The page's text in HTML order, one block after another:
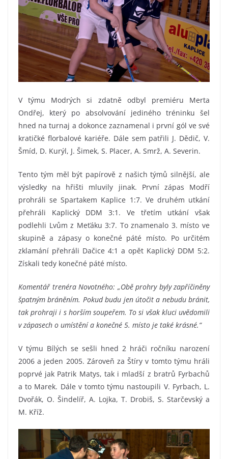
V týmu Modrých si zdatně odbyl premiéru Merta
Ondřej, který po absolvování jediného tréninku šel
hned na turnaj a dokonce zaznamenal i první gól ve své
kratičké florbalové kariéře. Dále sem patřili J. Dědič, V.
Šmíd, D. Kurýl, J. Šimek, S. Placer, A. Smrž, A. Severin.
Tento tým měl být papírově z našich týmů silnější, ale
výsledky na hřišti mluvily jinak. První zápas Modří
prohráli se Spartakem Kaplice 1:7. Ve druhém utkání
přehráli Kaplický DDM 3:1. Ve třetím utkání však
podlehli Lvům z Meťáku 3:7. To znamenalo 3. místo ve
skupině a zápasy o konečné páté místo. Po určitém
zklamání přehráli Dačice 4:1 a opět Kaplický DDM 5:2.
Získali tedy konečné páté místo.
Komentář trenéra Novotného: „Obě prohry byly zapříčiněny
špatným bráněním. Pokud budu jen útočit a nebudu bránit,
tak prohraji i s horším soupeřem. To si však kluci uvědomili
v zápasech o umístění a konečné 5. místo je také krásné.“
V týmu Bílých se sešli hned 2 hráči ročníku narození
2006 a jeden 2005. Zároveň za Štíry v tomto týmu hráli
poprvé jak Patrik Matys, tak i mladší z bratrů Fyrbachů
a to Marek. Dále v tomto týmu nastoupili V. Fyrbach, L.
Dvořák, O. Šindelíř, A. Lojka, T. Drobiš, S. Starčevský a
M. Kříž.